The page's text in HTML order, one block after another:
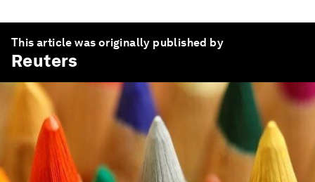
This article was originally published by
Reuters